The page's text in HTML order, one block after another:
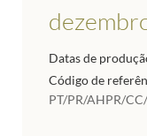
Datas de
Código de
PT/PR/AHPR/